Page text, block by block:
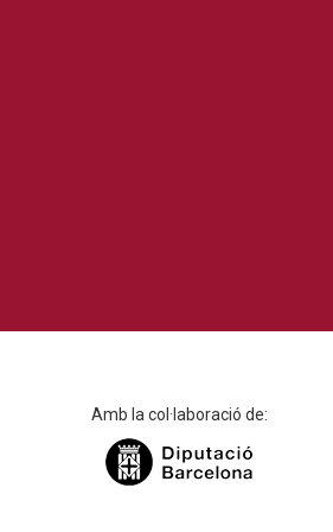
Amb la col·laboració de: